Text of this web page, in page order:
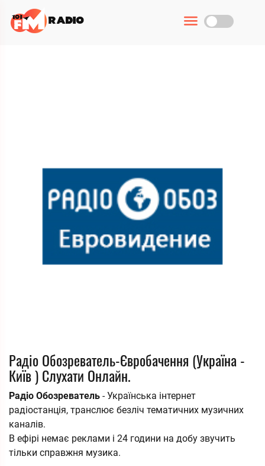
Радіо Обозреватель-Євробачення (Україна -
Київ ) Слухати Онлайн.
Радіо Обозреватель - Українська інтернет
радіостанція, транслює безліч тематичних музичних
каналів.
В ефірі немає реклами і 24 години на добу звучить
тільки справжня музика.